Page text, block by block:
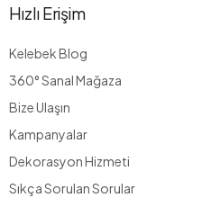
Hızlı Erişim
Kelebek Blog
360° Sanal Mağaza
Bize Ulaşın
Kampanyalar
Dekorasyon Hizmeti
Sıkça Sorulan Sorular